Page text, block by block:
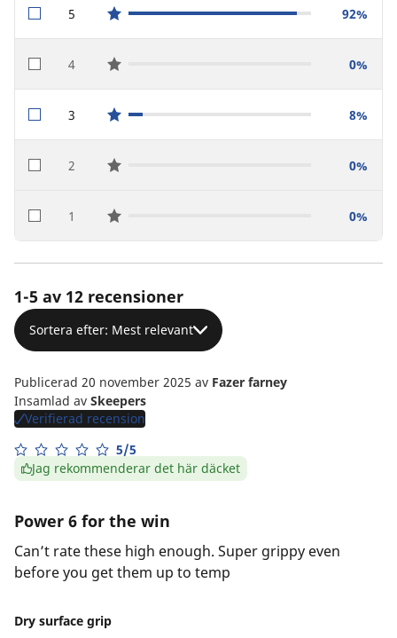
5star reviews 92%
4star reviews 0%
3star reviews 8%
2star reviews 0%
1star reviews 0%
1-5 av 12 recensioner
Sortera efter: Mest relevant
Publicerad 20 november 2025 av Fazer farney
Insamlad av Skeepers
Verifierad recension
5/5
Jag rekommenderar det här däcket
Power 6 for the win
Can’t rate these high enough. Super grippy even
before you get them up to temp
Dry surface grip